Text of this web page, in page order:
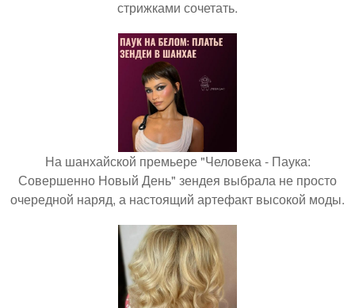
стрижками сочетать.
На шанхайской премьере "Человека - Паука:
Совершенно Новый День" зендея выбрала не просто
очередной наряд, а настоящий артефакт высокой моды.